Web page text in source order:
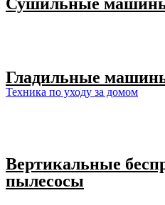
Гладильные
Техника по уходу за домом
Вертикальные
пылесосы